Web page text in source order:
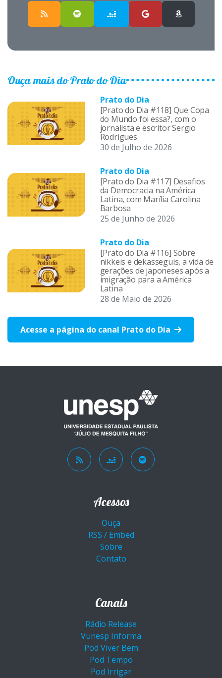
Ouça mais do Prato do Dia
Prato do Dia
[Prato do Dia #118] Que Copa
do Mundo foi essa?, com o
jornalista e escritor Sergio
Rodrigues
30 de Julho de 2026
Prato do Dia
[Prato do Dia #117] Desafios
da Democracia na América
Latina, com Marília Carolina
Barbosa
25 de Junho de 2026
Prato do Dia
[Prato do Dia #116] Sobre
nikkeis e dekasseguis, a vida de
gerações de japoneses após a
imigração para a América
Latina
28 de Maio de 2026
Acesse a página do canal Prato do Dia
Acessos
Ouça
RSS / Embed
Sobre
Contato
Canais
Rádio Release
Vunesp Informa
Pod Viver Bem
Pod Tempo
Pod Irrigar